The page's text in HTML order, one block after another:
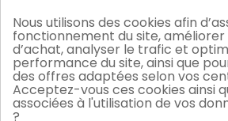
NOS BOUTIQUES
Nous utilisons des cookies afin
fonctionnement du site,
d’achat, analyser le trafic et
performance du site, ainsi que
des offres adaptées selon vos
Acceptez-vous ces cookies ainsi
associées à l'utilisation de vos
?